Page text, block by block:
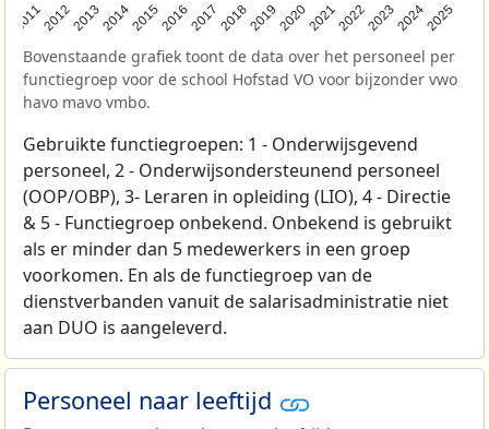
201120122013201420152016201720182019202020212022202320242025
Bovenstaande grafiek toont de data over het personeel per
functiegroep voor de school Hofstad VO voor bijzonder vwo
havo mavo vmbo.
Gebruikte functiegroepen: 1 - Onderwijsgevend
personeel, 2 - Onderwijsondersteunend personeel
(OOP/OBP), 3- Leraren in opleiding (LIO), 4 - Directie
& 5 - Functiegroep onbekend. Onbekend is gebruikt
als er minder dan 5 medewerkers in een groep
voorkomen. En als de functiegroep van de
dienstverbanden vanuit de salarisadministratie niet
aan DUO is aangeleverd.
Personeel naar leeftijd